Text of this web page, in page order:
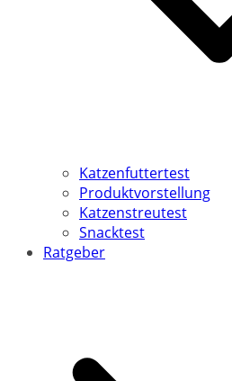
Katzenfuttertest
Produktvorstellung
Katzenstreutest
Snacktest
Ratgeber